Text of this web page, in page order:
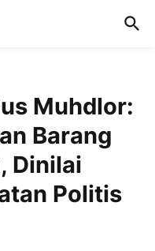
Muhdlor:
Barang
Dinilai
Politis